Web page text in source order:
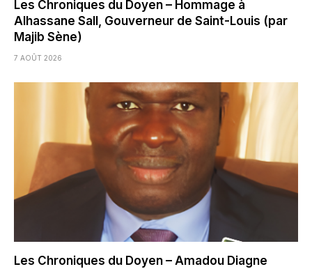
Les Chroniques du Doyen – Hommage à
Alhassane Sall, Gouverneur de Saint-Louis (par
Majib Sène)
7 AOÛT 2026
Les Chroniques du Doyen – Amadou Diagne